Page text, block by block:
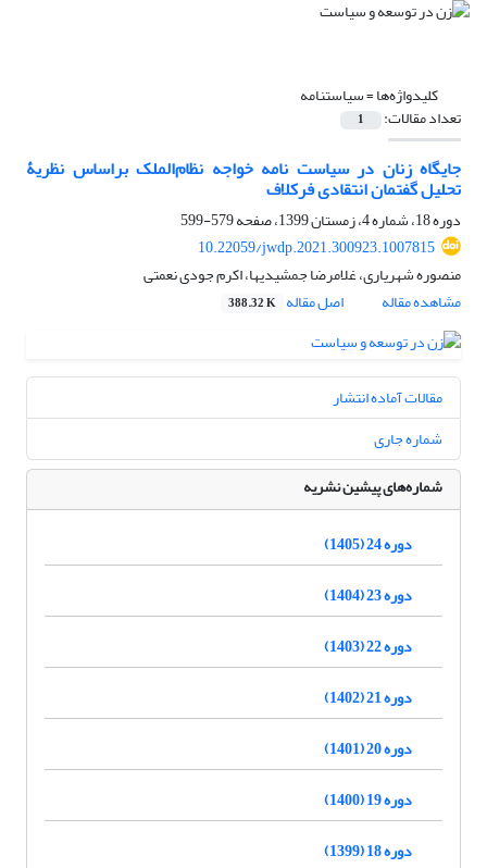
کلیدواژه‌ها =سیاست‏نامه
تعداد مقالات: 1
جایگاه زنان در سیاست نامه خواجه نظام‌الملک براساس نظریۀ
تحلیل گفتمان انتقادی فرکلاف
دوره 18، شماره 4، زمستان 1399، صفحه
579-599
10.22059/jwdp.2021.300923.1007815
منصوره شهریاری، غلامرضا جمشیدیها، اکرم جودی نعمتی
مشاهده مقاله
اصل مقاله 388.32 K
مقالات آماده انتشار
شماره جاری
شماره‌های پیشین نشریه
دوره 24 (1405)
دوره 23 (1404)
دوره 22 (1403)
دوره 21 (1402)
دوره 20 (1401)
دوره 19 (1400)
دوره 18 (1399)